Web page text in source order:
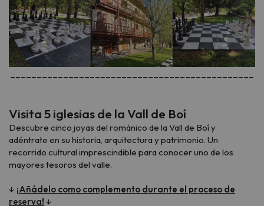
Visita 5 iglesias de la Vall de Boí
Descubre cinco joyas del románico de la Vall de Boí y
adéntrate en su historia, arquitectura y patrimonio. Un
recorrido cultural imprescindible para conocer uno de los
mayores tesoros del valle.
↓ ¡Añádelo como complemento durante el proceso de
reserva! ↓